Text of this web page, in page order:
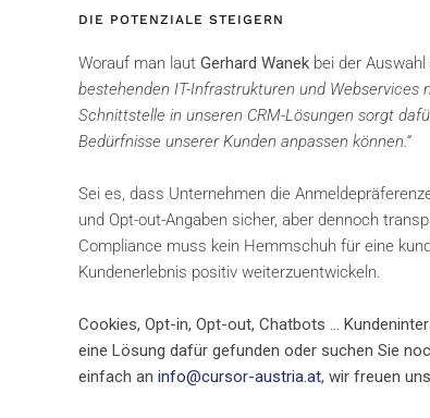
DIE POTENZIALE STEIGERN
Worauf man laut Gerhard Wanek bei der
bestehenden IT-Infrastrukturen und Webservices
Schnittstelle in unseren CRM-Lösungen sorgt
Bedürfnisse unserer Kunden anpassen können.“
Sei es, dass Unternehmen die
und Opt-out-Angaben sicher, aber dennoch
Compliance muss kein Hemmschuh für eine
Kundenerlebnis positiv weiterzuentwickeln.
Cookies, Opt-in, Opt-out, Chatbots …
eine Lösung dafür gefunden oder suchen Sie
einfach an info@cursor-austria.at, wir freuen